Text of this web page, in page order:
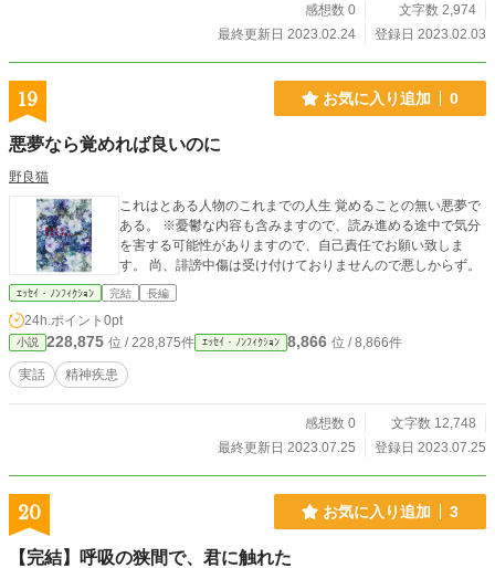
感想数 0
文字数 2,974
最終更新日 2023.02.24
登録日 2023.02.03
19 お気に入り追加 0
悪夢なら覚めれば良いのに
野良猫
これはとある人物のこれまでの人生 覚めることの無い悪夢で
ある。 ※憂鬱な内容も含みますので、読み進める途中で気分
を害する可能性がありますので、自己責任でお願い致しま
す。 尚、誹謗中傷は受け付けておりませんので悪しからず。
ｴｯｾｲ・ﾉﾝﾌｨｸｼｮﾝ 完結 長編
24h.ポイント 0pt
小説 228,875 位 / 228,875件 ｴｯｾｲ・ﾉﾝﾌｨｸｼｮﾝ 8,866 位 / 8,866件
実話 精神疾患
感想数 0
文字数 12,748
最終更新日 2023.07.25
登録日 2023.07.25
20 お気に入り追加 3
【完結】呼吸の狭間で、君に触れた